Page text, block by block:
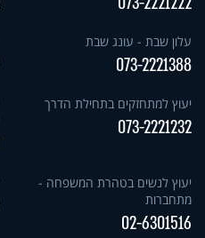
עלון שבת - עונג שבת
073-2221388
יעוץ למתחזקים בתחילת הדרך
073-2221232
יעוץ לנשים בטהרת המשפחה -
מתחברות
02-6301516